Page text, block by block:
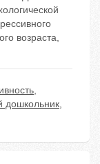
возраста,
,
дошкольник,